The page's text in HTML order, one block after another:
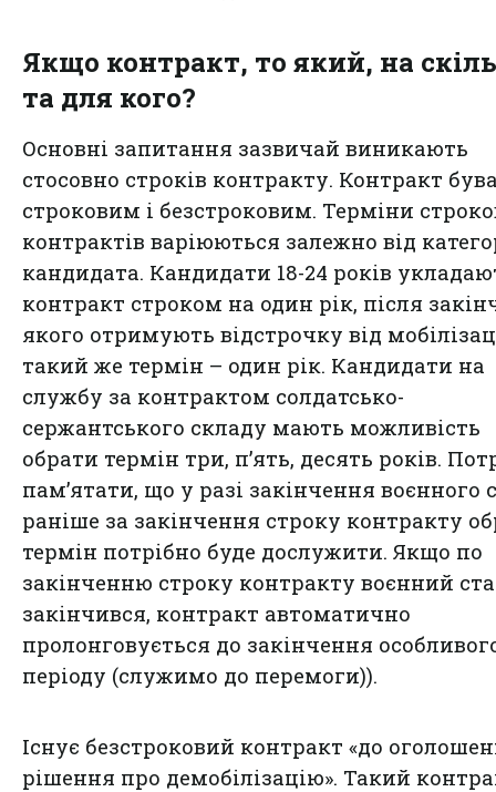
Якщо контракт, то який, на
та для кого?
Основні запитання зазвичай виникають
стосовно строків контракту. Контракт
строковим і безстроковим. Терміни
контрактів варіюються залежно від
кандидата. Кандидати 18-24 років
контракт строком на один рік, після
якого отримують відстрочку від
такий же термін – один рік. Кандидати на
службу за контрактом солдатсько-
сержантського складу мають можливість
обрати термін три, п’ять, десять років.
пам’ятати, що у разі закінчення воєнного
раніше за закінчення строку контракту
термін потрібно буде дослужити. Якщо по
закінченню строку контракту воєнний
закінчився, контракт автоматично
пролонговується до закінчення
періоду (служимо до перемоги)).
Існує безстроковий контракт «до
рішення про демобілізацію». Такий